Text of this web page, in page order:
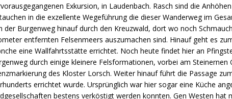
Exkursion, in Laudenbach. Rasch sind die
in die exzellente Wegeführung die dieser Wanderweg im
der Burgenweg hinauf durch den Kreuzwald, dort wo noch
entfernten Felsenmeers auszumachen sind. Hinauf geht es
eine Wallfahrtsstätte errichtet. Noch heute findet hier an
durch einige kleinere Felsformationen, vorbei am Steinernen
des Kloster Lorsch. Weiter hinauf führt die Passage
errichtet wurde. Ursprünglich war hier sogar eine Küche
bestens verköstigt werden konnten. Gen Westen hat